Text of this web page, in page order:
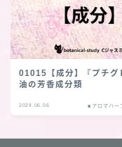
01015【成分】『プチグ
油の芳香成分類
2024.06.06 ■アロマハー